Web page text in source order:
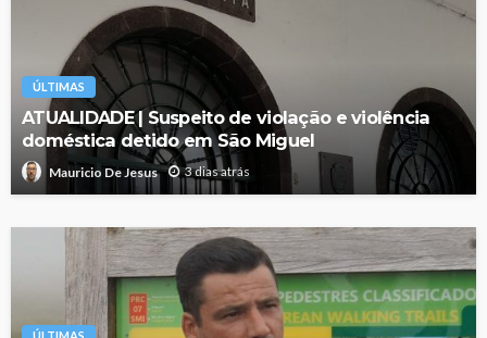
ÚLTIMAS
ATUALIDADE | Suspeito de violação e violência
doméstica detido em São Miguel
Mauricio De Jesus 3 dias atrás